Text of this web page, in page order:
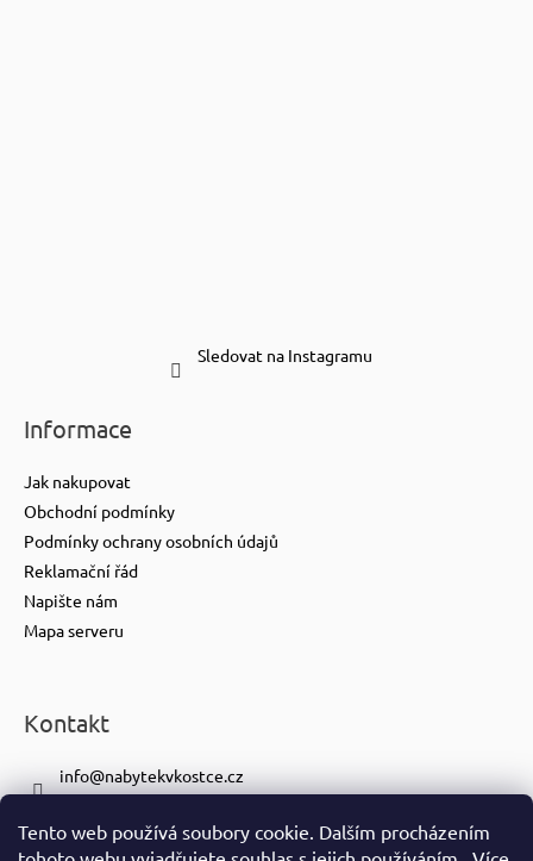
Tento web používá soubory cookie. Dalším procházením
Sledovat na Instagramu
Informace
Jak nakupovat
Obchodní podmínky
Podmínky ochrany osobních údajů
Reklamační řád
Napište nám
Mapa serveru
Kontakt
info@nabytekvkostce.cz
+420 601 116 371